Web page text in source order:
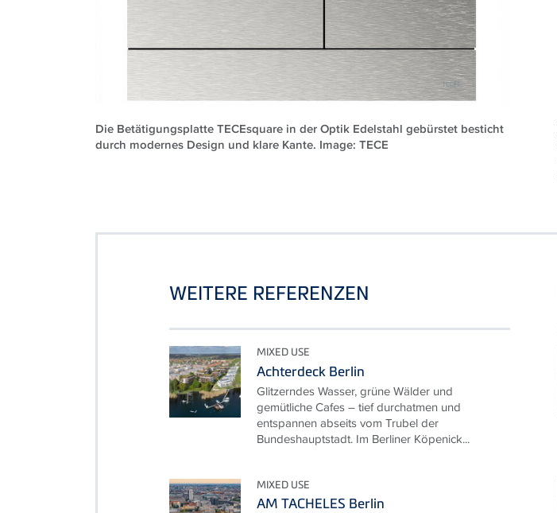
Die Betätigungsplatte TECEsquare in der Optik Edelstahl gebürstet besticht
durch modernes Design und klare Kante. Image: TECE
WEITERE REFERENZEN
MIXED USE
Achterdeck Berlin
Glitzerndes Wasser, grüne Wälder und
gemütliche Cafes – tief durchatmen und
entspannen abseits vom Trubel der
Bundeshauptstadt. Im Berliner Köpenick...
MIXED USE
AM TACHELES Berlin